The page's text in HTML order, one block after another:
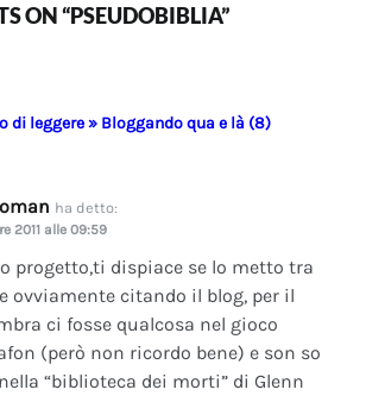
ON “PSEUDOBIBLIA”
di leggere » Bloggando qua e là (8)
ha detto:
2011 alle 09:59
progetto,ti dispiace se lo metto tra
ovviamente citando il blog, per il
ci fosse qualcosa nel gioco
(però non ricordo bene) e son so
“biblioteca dei morti” di Glenn